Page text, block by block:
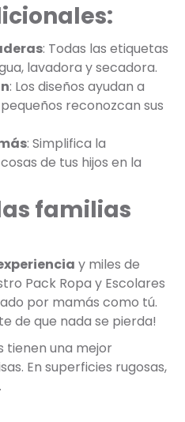
: Todas las etiquetas
lavadora y secadora.
: Los diseños ayudan a
reconozcan sus
: Simplifica la
de tus hijos en la
familias
y miles de
Pack Ropa y Escolares
por mamás como tú.
de que nada se pierda!
tienen una mejor
En superficies rugosas,